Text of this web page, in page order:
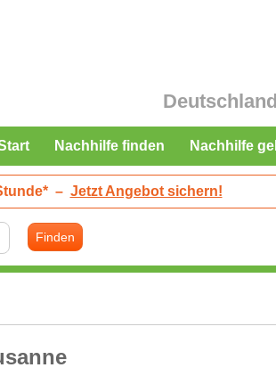
Nachhilfe finden Nachhilfe
– Jetzt Angebot sichern!
Finden